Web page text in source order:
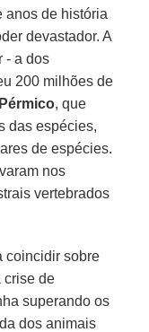
anos de história
devastador. A
- a dos
200 milhões de
, que
das espécies,
de espécies.
nos
vertebrados
coincidir sobre
crise de
superando os
dos animais